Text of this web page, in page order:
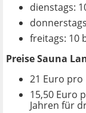
dienstags:
freitags: 10
Preise Sauna
21 Euro
15,50 Euro
Jahren für